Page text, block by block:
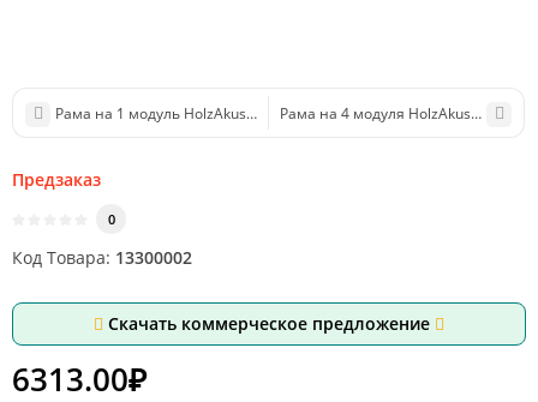
Рама на 1 модуль HolzAkustika Rama 1xРама на 4 модуля HolzAkustika
Предзаказ
0
Код Товара: 13300002
Скачать коммерческое предложение
6313.00₽